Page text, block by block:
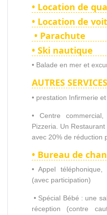
• Location de
• Location de
• Parachute
• Ski nautique
• Balade en mer et
AUTRES
• prestation Infirmerie
• Centre
Pizzeria. Un
avec 20% de réduction
• Bureau de
• Appel
(avec participation)
• Spécial Bébé : une
réception (contre